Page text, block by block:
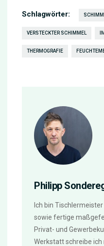
Schlagwörter:
VERSTECKTER SCHIMMEL
THERMOGRAFIE
Philipp
Ich bin
sowie fertige
Privat- und
Werkstatt schreibe